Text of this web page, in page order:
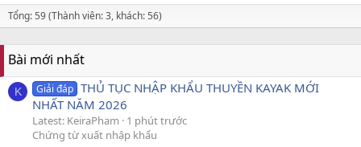
Tổng: 59 (Thành viên: 3, khách: 56)
Bài mới nhất
K Giải đáp THỦ TỤC NHẬP KHẨU THUYỀN KAYAK MỚI
NHẤT NĂM 2026
Latest: KeiraPham
1 phút trước
Chứng từ xuất nhập khẩu